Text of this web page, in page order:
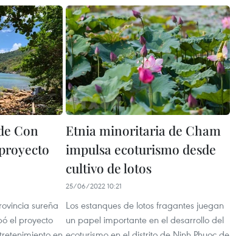
Con
sureña
el proyecto
Etnia minoritaria de Cham
impulsa ecoturismo desde
cultivo de lotos
25/06/2022 10:21
Los estanques de lotos fragantes juegan
un papel importante en el desarrollo del